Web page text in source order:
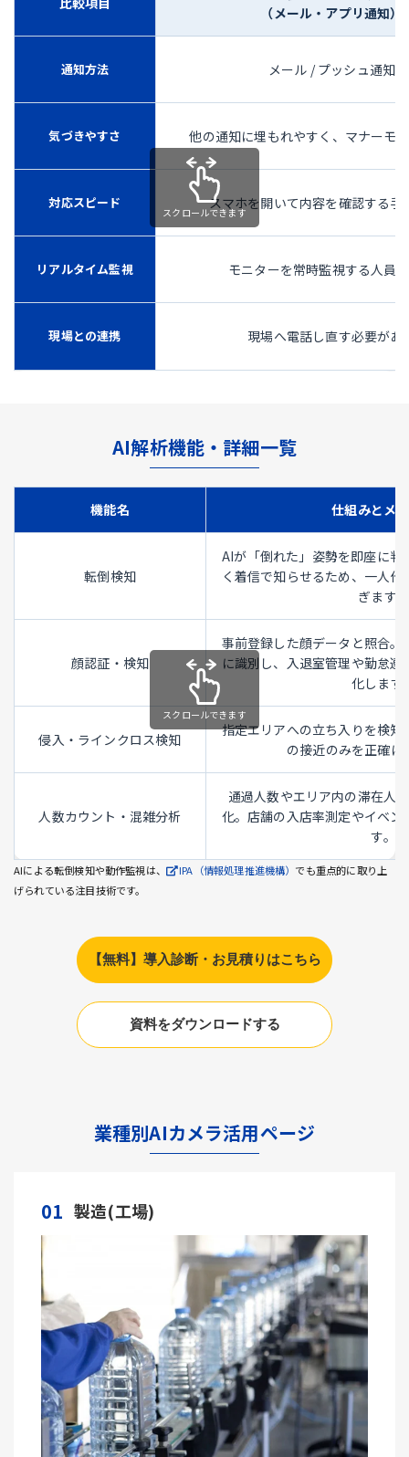
（メール・アプリ通知）
通知方法 メール / プッシュ通知
気づきやすさ 他の通知に埋もれやすく、マナーモ
対応スピード スマホを開いて内容を確認する手
リアルタイム監視 モニターを常時監視する人員
現場との連携 現場へ電話し直す必要があ
AI解析機能・詳細一覧
機能名 仕組みとメ
転倒検知
AIが「倒れた」姿勢を即座に判
く着信で知らせるため、一人
ぎます。
顔認証・検知
事前登録した顔データと照合
に識別し、入退室管理や勤怠
化します
侵入・ラインクロス検知
指定エリアへの立ち入りを検
の接近のみを正確に
人数カウント・混雑分析
通過人数やエリア内の滞在人
化。店舗の入店率測定やイベ
す。
AIによる転倒検知や動作監視は、 IPA（情報処理推進機構） でも重点的に取り上
げられている注目技術です。
【無料】導入診断・お見積りはこちら
資料をダウンロードする
業種別AIカメラ活用ページ
01 製造(工場)